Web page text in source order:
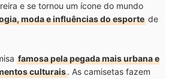
e se tornou um ícone do mundo
moda e influências do esporte de
famosa pela pegada mais urbana e
culturais. As camisetas fazem